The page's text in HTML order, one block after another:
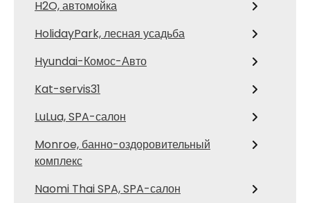
H2O, автомойка
HolidayPark, лесная усадьба
Hyundai-Комос-Авто
Kat-servis31
LuLua, SPA-салон
Monroe, банно-оздоровительный
комплекс
Naomi Thai SPA, SPA-салон